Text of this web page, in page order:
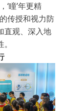
‘瞳’年更精
传授和视力防
直观、深入地